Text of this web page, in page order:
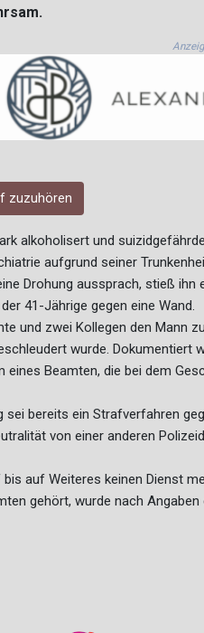
zuzuhören
alkoholisert und
aufgrund seiner
Drohung aussprach, stieß
41-Jährige gegen eine Wand.
und zwei Kollegen den Mann
wurde. Dokumentiert
eines Beamten, die bei dem
sei bereits ein Strafverfahren
von einer anderen
auf Weiteres keinen Dienst
gehört, wurde nach